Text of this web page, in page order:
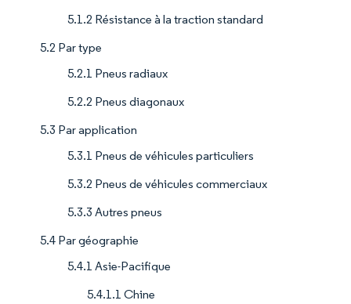
5.1.2 Résistance à la traction standard
5.2 Par type
5.2.1 Pneus radiaux
5.2.2 Pneus diagonaux
5.3 Par application
5.3.1 Pneus de véhicules particuliers
5.3.2 Pneus de véhicules commerciaux
5.3.3 Autres pneus
5.4 Par géographie
5.4.1 Asie-Pacifique
5.4.1.1 Chine